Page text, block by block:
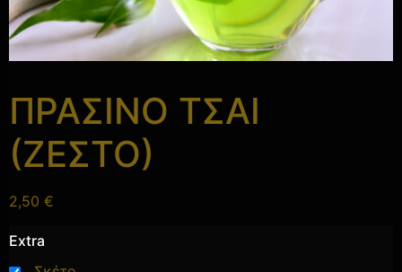
ΠΡΑΣΙΝΟ ΤΣΑΙ
(ΖΕΣΤΟ)
2,50 €
Extra